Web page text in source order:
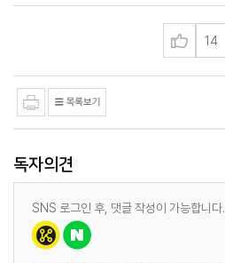
14
독자의견
SNS 로그인 후, 댓글 작성이 가능합니다.